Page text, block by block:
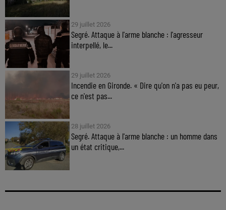
29 juillet 2026
Segré. Attaque à l'arme blanche : l'agresseur
interpellé, le...
29 juillet 2026
Incendie en Gironde. « Dire qu'on n'a pas eu peur,
ce n'est pas...
28 juillet 2026
Segré. Attaque à l'arme blanche : un homme dans
un état critique,...